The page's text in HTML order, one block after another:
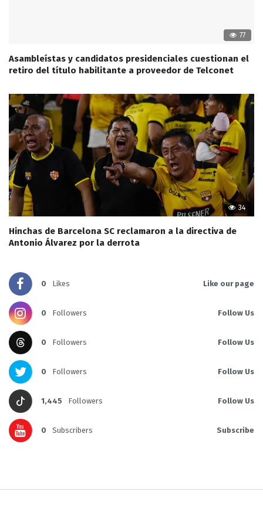
77
Asambleístas y candidatos presidenciales cuestionan el
retiro del título habilitante a proveedor de Telconet
34
Hinchas de Barcelona SC reclamaron a la directiva de
Antonio Álvarez por la derrota
0 Likes Like our page
0 Followers Follow Us
0 Followers Follow Us
0 Followers Follow Us
1,445 Followers Follow Us
0 Subscribers Subscribe